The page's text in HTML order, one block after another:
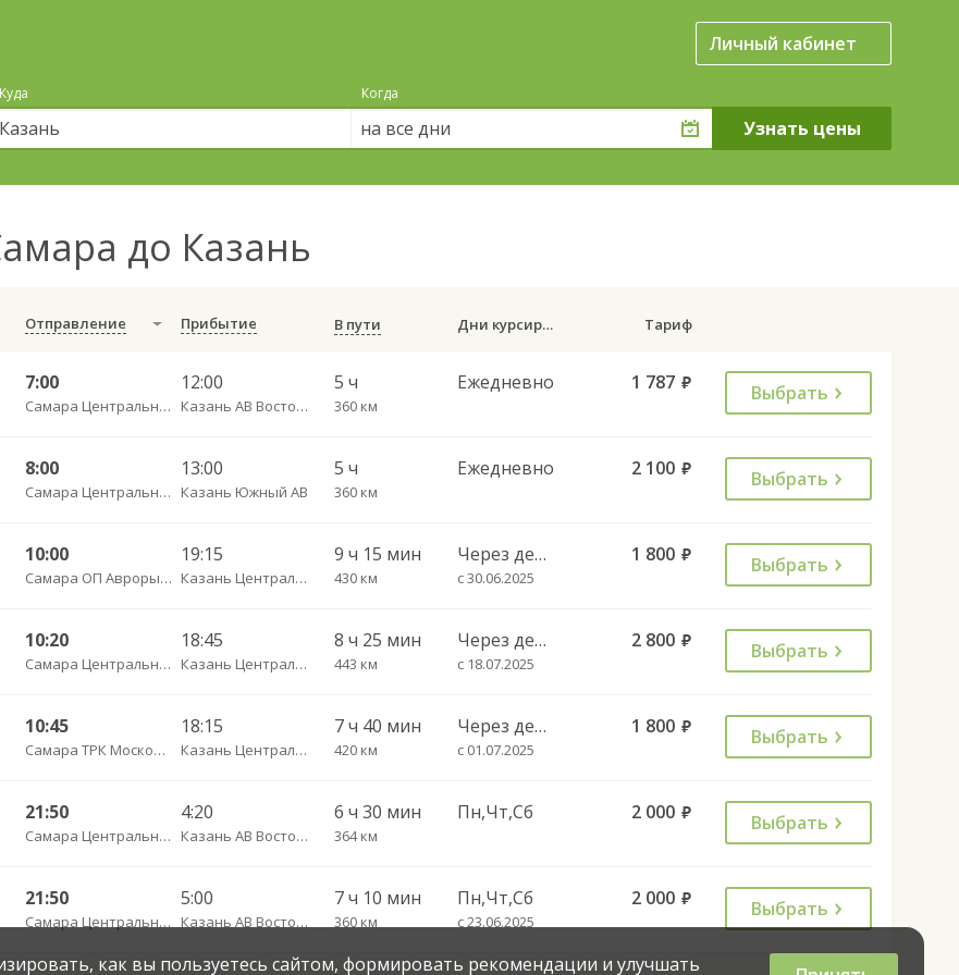
Личный кабинет
Куда Когда
на все дни
до Казань
Отправление Прибытие В пути Дни курсирования Тариф
7:00
Самара Центральный АВ
12:00
Казань АВ Восточный
5 ч
360 км
Ежедневно 1 787 руб. Выбрать
8:00
Самара Центральный АВ
13:00
Казань Южный АВ
5 ч
360 км
Ежедневно 2 100 руб. Выбрать
10:00
Самара ОП Авроры 156б
19:15
Казань Центральный АВ
9 ч 15 мин
430 км
Через день
с 30.06.2025
1 800 руб. Выбрать
10:20
Самара Центральный АВ
18:45
Казань Центральный АВ
8 ч 25 мин
443 км
Через день
с 18.07.2025
2 800 руб. Выбрать
10:45
Самара ТРК Московский Letout
18:15
Казань Центральный АВ
7 ч 40 мин
420 км
Через день
с 01.07.2025
1 800 руб. Выбрать
21:50
Самара Центральный АВ
4:20
Казань АВ Восточный
6 ч 30 мин
364 км
Пн,Чт,Сб 2 000 руб. Выбрать
21:50
Самара Центральный АВ
5:00
Казань АВ Восточный
7 ч 10 мин
360 км
Пн,Чт,Сб
с 23.06.2025
2 000 руб. Выбрать
как вы пользуетесь сайтом, формировать рекомендации и улучшать